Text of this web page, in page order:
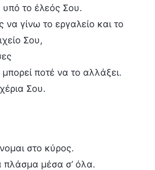
υπό το έλεός Σου.
να γίνω το εργαλείο και το
Σου,
μπορεί ποτέ να το αλλάξει.
Σου.
στο κύρος.
πλάσμα μέσα σ’ όλα.